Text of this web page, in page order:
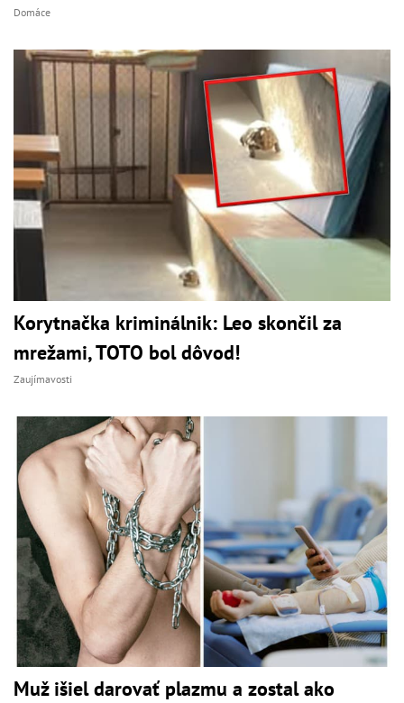
Domáce
Korytnačka kriminálnik: Leo skončil za
mrežami, TOTO bol dôvod!
Zaujímavosti
Muž išiel darovať plazmu a zostal ako